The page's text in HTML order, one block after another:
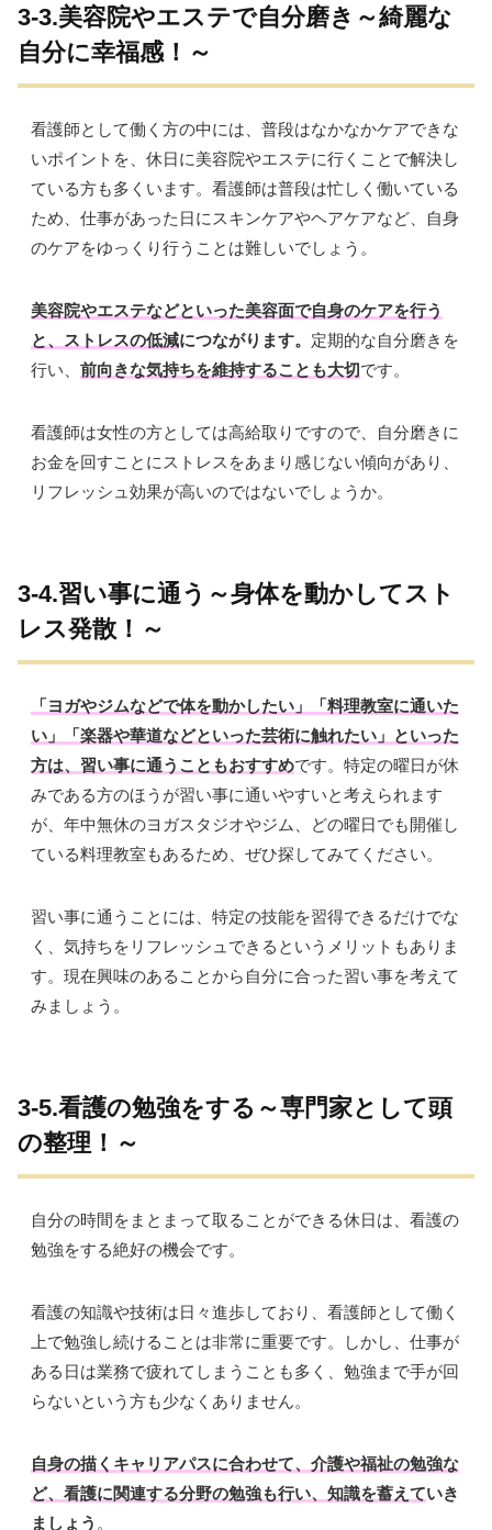
3-3.美容院やエステで自分磨き～綺麗な
自分に幸福感！～
看護師として働く方の中には、普段はなかなかケアできな
いポイントを、休日に美容院やエステに行くことで解決し
ている方も多くいます。 看護師は普段は忙しく働いている
ため、仕事があった日にスキンケアやヘアケアなど、自身
のケアをゆっくり行うことは難しいでしょう。
美容院やエステなどといった美容面で自身のケアを行う
と、ストレスの低減につながります。 定期的な自分磨きを
行い、 前向きな気持ちを維持することも大切です。
看護師は女性の方としては高給取りですので、自分磨きに
お金を回すことにストレスをあまり感じない傾向があり、
リフレッシュ効果が高いのではないでしょうか。
3-4.習い事に通う～身体を動かしてスト
レス発散！～
「ヨガやジムなどで体を動かしたい」「料理教室に通いた
い」「楽器や華道などといった芸術に触れたい」といった
方は、習い事に通うこともおすすめです。特定の曜日が休
みである方のほうが習い事に通いやすいと考えられます
が、年中無休のヨガスタジオやジム、どの曜日でも開催し
ている料理教室もあるため、ぜひ探してみてください。
習い事に通うことには、特定の技能を習得できるだけでな
く、気持ちをリフレッシュできるというメリットもありま
す。現在興味のあることから自分に合った習い事を考えて
みましょう。
3-5.看護の勉強をする～専門家として頭
の整理！～
自分の時間をまとまって取ることができる休日は、看護の
勉強をする絶好の機会です。
看護の知識や技術は日々進歩しており、看護師として働く
上で勉強し続けることは非常に重要です。しかし、仕事が
ある日は業務で疲れてしまうことも多く、勉強まで手が回
らないという方も少なくありません。
自身の描くキャリアパスに合わせて、介護や福祉の勉強な
ど、看護に関連する分野の勉強も行い、知識を蓄えていき
ましょう 。